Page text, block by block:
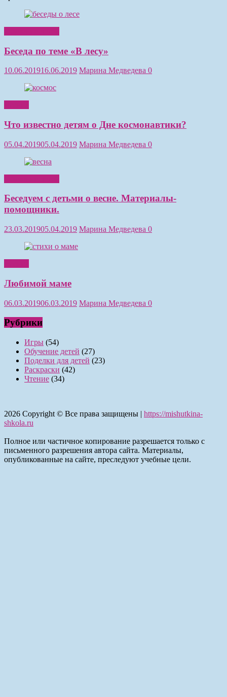
Беседа по теме «В лесу»
10.06.201916.06.2019 Марина Медведева 0
Что известно детям о Дне космонавтики?
05.04.201905.04.2019 Марина Медведева 0
Беседуем с детьми о весне. Материалы-
помощники.
23.03.201905.04.2019 Марина Медведева 0
Любимой маме
06.03.201906.03.2019 Марина Медведева 0
Рубрики
Игры (54)
Обучение детей (27)
Поделки для детей (23)
Раскраски (42)
Чтение (34)
2026 Copyright © Все права защищены | https://mishutkina-
shkola.ru
Полное или частичное копирование разрешается только с
письменного разрешения автора сайта. Материалы,
опубликованные на сайте, преследуют учебные цели.